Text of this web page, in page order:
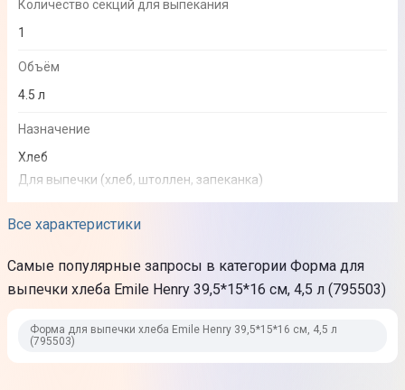
Все характеристики
Количество секций для выпекания
1
Объём
4.5 л
Назначение
Хлеб
Для выпечки (хлеб, штоллен, запеканка)
Максимальная температура эксплуатации
Особенности
Керамика обладает идеальной теплопроводностью для
Самые популярные запросы в категории Форма для
выпечки хлеба Emile Henry 39,5*15*16 см, 4,5 л (795503)
Форма для выпечки хлеба Emile Henry 39,5*15*16 см, 4,5 л
(795503)